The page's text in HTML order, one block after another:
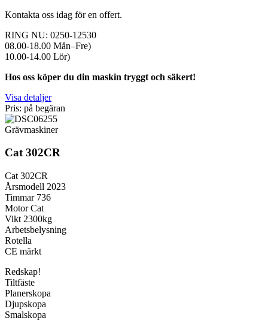
Kontakta oss idag för en offert.
RING NU: 0250-12530
08.00-18.00 Mån–Fre)
10.00-14.00 Lör)
Hos oss köper du din maskin tryggt och säkert!
Visa detaljer
Pris: på begäran
Grävmaskiner
Cat 302CR
Cat 302CR
Årsmodell 2023
Timmar 736
Motor Cat
Vikt 2300kg
Arbetsbelysning
Rotella
CE märkt
Redskap!
Tiltfäste
Planerskopa
Djupskopa
Smalskopa